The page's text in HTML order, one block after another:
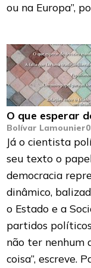
ou na Europa”,
O que esperar
Bolívar Lamounier
Já o cientista
seu texto o
democracia
dinâmico,
o Estado e a
partidos
não ter nenhum
coisa”, escreve.